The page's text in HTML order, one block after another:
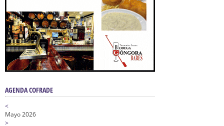
AGENDA COFRADE
<
Mayo 2026
>